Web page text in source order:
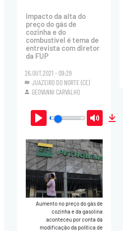
Impacto da alta do
preço do gás de
cozinha e do
combustível é tema de
entrevista com diretor
da FUP
26.OUT.2021 - 09:29
JUAZEIRO DO NORTE (CE)
GEOVANNI CARVALHO
Play Mute
Aumento no preço do gás de
cozinha e da gasolina
aconteceu por conta da
modificação da política de